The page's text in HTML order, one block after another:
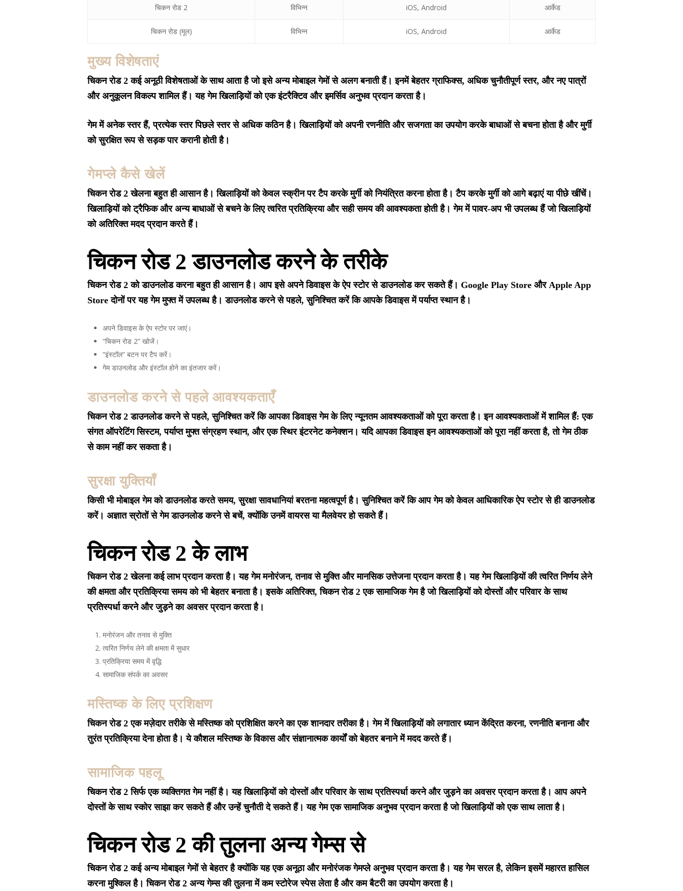
चिकन रोड 2 विभिन्न iOS, Android आर्केड
चिकन रोड (मूल) विभिन्न iOS, Android आर्केड
मुख्य विशेषताएं
चिकन रोड 2 कई अनूठी विशेषताओं के साथ आता है जो इसे अन्य मोबाइल गेमों से अलग बनाती हैं। इनमें बेहतर ग्राफिक्स, अधिक चुनौतीपूर्ण स्तर, और नए पात्रों
और अनुकूलन विकल्प शामिल हैं। यह गेम खिलाड़ियों को एक इंटरैक्टिव और इमर्सिव अनुभव प्रदान करता है।
गेम में अनेक स्तर हैं, प्रत्येक स्तर पिछले स्तर से अधिक कठिन है। खिलाड़ियों को अपनी रणनीति और सजगता का उपयोग करके बाधाओं से बचना होता है और मुर्गी
को सुरक्षित रूप से सड़क पार करानी होती है।
गेमप्ले कैसे खेलें
चिकन रोड 2 खेलना बहुत ही आसान है। खिलाड़ियों को केवल स्क्रीन पर टैप करके मुर्गी को नियंत्रित करना होता है। टैप करके मुर्गी को आगे बढ़ाएं या पीछे खींचें।
खिलाड़ियों को ट्रैफिक और अन्य बाधाओं से बचने के लिए त्वरित प्रतिक्रिया और सही समय की आवश्यकता होती है। गेम में पावर-अप भी उपलब्ध हैं जो खिलाड़ियों
को अतिरिक्त मदद प्रदान करते हैं।
चिकन रोड 2 डाउनलोड करने के तरीके
चिकन रोड 2 को डाउनलोड करना बहुत ही आसान है। आप इसे अपने डिवाइस के ऐप स्टोर से डाउनलोड कर सकते हैं। Google Play Store और Apple App
Store दोनों पर यह गेम मुफ्त में उपलब्ध है। डाउनलोड करने से पहले, सुनिश्चित करें कि आपके डिवाइस में पर्याप्त स्थान है।
अपने डिवाइस के ऐप स्टोर पर जाएं।
“चिकन रोड 2” खोजें।
“इंस्टॉल” बटन पर टैप करें।
गेम डाउनलोड और इंस्टॉल होने का इंतजार करें।
डाउनलोड करने से पहले आवश्यकताएँ
चिकन रोड 2 डाउनलोड करने से पहले, सुनिश्चित करें कि आपका डिवाइस गेम के लिए न्यूनतम आवश्यकताओं को पूरा करता है। इन आवश्यकताओं में शामिल हैं: एक
संगत ऑपरेटिंग सिस्टम, पर्याप्त मुफ्त संग्रहण स्थान, और एक स्थिर इंटरनेट कनेक्शन। यदि आपका डिवाइस इन आवश्यकताओं को पूरा नहीं करता है, तो गेम ठीक
से काम नहीं कर सकता है।
सुरक्षा युक्तियाँ
किसी भी मोबाइल गेम को डाउनलोड करते समय, सुरक्षा सावधानियां बरतना महत्वपूर्ण है। सुनिश्चित करें कि आप गेम को केवल आधिकारिक ऐप स्टोर से ही डाउनलोड
करें। अज्ञात स्रोतों से गेम डाउनलोड करने से बचें, क्योंकि उनमें वायरस या मैलवेयर हो सकते हैं।
चिकन रोड 2 के लाभ
चिकन रोड 2 खेलना कई लाभ प्रदान करता है। यह गेम मनोरंजन, तनाव से मुक्ति और मानसिक उत्तेजना प्रदान करता है। यह गेम खिलाड़ियों की त्वरित निर्णय लेने
की क्षमता और प्रतिक्रिया समय को भी बेहतर बनाता है। इसके अतिरिक्त, चिकन रोड 2 एक सामाजिक गेम है जो खिलाड़ियों को दोस्तों और परिवार के साथ
प्रतिस्पर्धा करने और जुड़ने का अवसर प्रदान करता है।
मनोरंजन और तनाव से मुक्ति
त्वरित निर्णय लेने की क्षमता में सुधार
प्रतिक्रिया समय में वृद्धि
सामाजिक संपर्क का अवसर
मस्तिष्क के लिए प्रशिक्षण
चिकन रोड 2 एक मज़ेदार तरीके से मस्तिष्क को प्रशिक्षित करने का एक शानदार तरीका है। गेम में खिलाड़ियों को लगातार ध्यान केंद्रित करना, रणनीति बनाना और
तुरंत प्रतिक्रिया देना होता है। ये कौशल मस्तिष्क के विकास और संज्ञानात्मक कार्यों को बेहतर बनाने में मदद करते हैं।
सामाजिक पहलू
चिकन रोड 2 सिर्फ एक व्यक्तिगत गेम नहीं है। यह खिलाड़ियों को दोस्तों और परिवार के साथ प्रतिस्पर्धा करने और जुड़ने का अवसर प्रदान करता है। आप अपने
दोस्तों के साथ स्कोर साझा कर सकते हैं और उन्हें चुनौती दे सकते हैं। यह गेम एक सामाजिक अनुभव प्रदान करता है जो खिलाड़ियों को एक साथ लाता है।
चिकन रोड 2 की तुलना अन्य गेम्स से
चिकन रोड 2 कई अन्य मोबाइल गेमों से बेहतर है क्योंकि यह एक अनूठा और मनोरंजक गेमप्ले अनुभव प्रदान करता है। यह गेम सरल है, लेकिन इसमें महारत हासिल
करना मुश्किल है। चिकन रोड 2 अन्य गेम्स की तुलना में कम स्टोरेज स्पेस लेता है और कम बैटरी का उपयोग करता है।